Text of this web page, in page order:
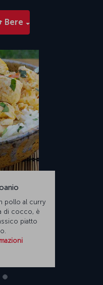
Bere
pollo al curry
di cocco, è
piatto